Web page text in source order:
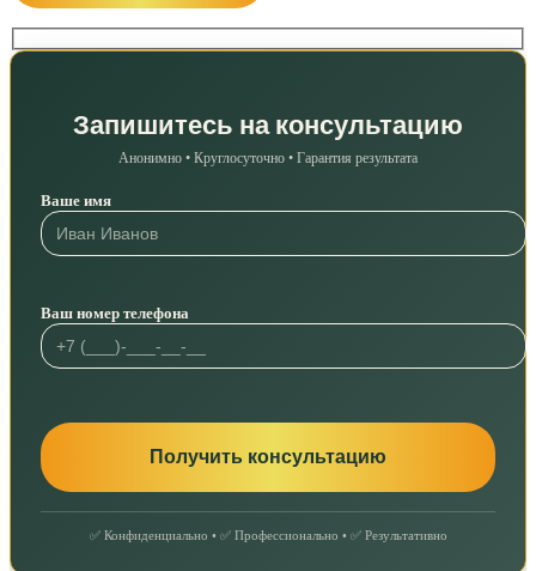
Запишитесь на консультацию
Анонимно • Круглосуточно • Гарантия результата
Ваше имя
Ваш номер телефона
✅ Конфиденциально • ✅ Профессионально • ✅ Результативно